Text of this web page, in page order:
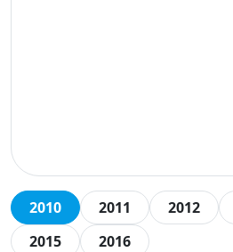
2010 2011 2012
2015
2016